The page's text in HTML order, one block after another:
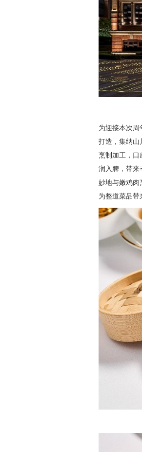
为迎接本次周
打造，集纳山
烹制加工，口
润入脾，带来
妙地与嫩鸡肉
为整道菜品带